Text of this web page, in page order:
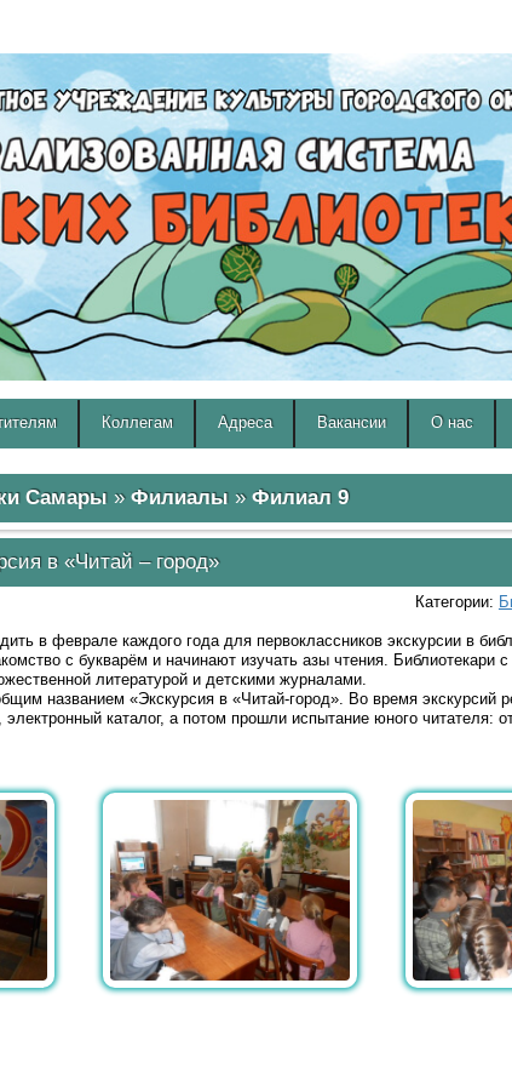
Коллегам Адреса Вакансии О нас
Самары »Филиалы »Филиал 9
в «Читай – город»
Категории:
в феврале каждого года для первоклассников экскурсии в
с букварём и начинают изучать азы чтения. Библиотекари
литературой и детскими журналами.
названием «Экскурсия в «Читай-город». Во время экскурсий
каталог, а потом прошли испытание юного читателя: